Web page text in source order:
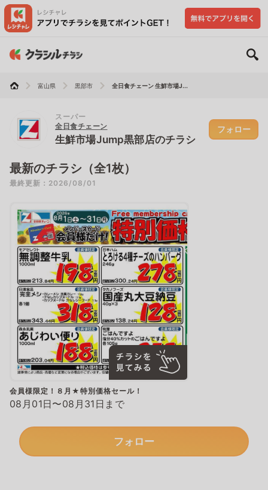
富山県 黒部市 全日食チェーン 生鮮市場J...
スーパー
全日食チェーン
生鮮市場Jump黒部店のチラシ
フォロー
最新のチラシ（全1枚）
最終更新：2026/08/01
会員様限定！８月★特別価格セール！
08月01日〜08月31日まで
フォロー